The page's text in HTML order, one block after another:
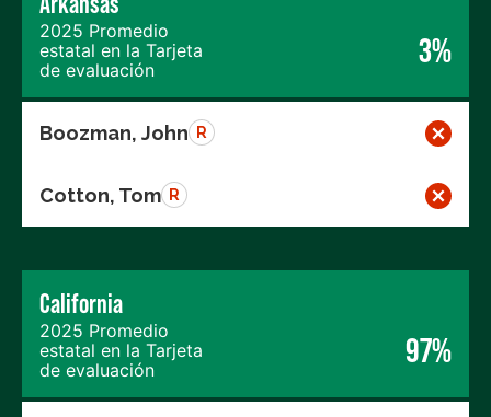
2025 Promedio
estatal en la Tarjeta
de evaluación
3%
Boozman, John R
Cotton, Tom R
California
2025 Promedio
estatal en la Tarjeta
de evaluación
97%